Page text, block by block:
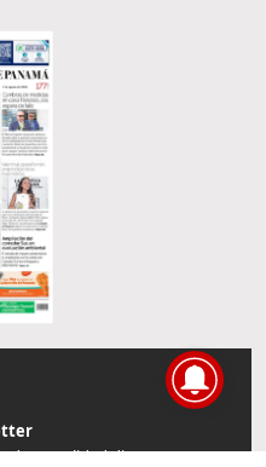
de actualidad directamente en